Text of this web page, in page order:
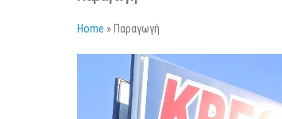
Home » Παραγωγή